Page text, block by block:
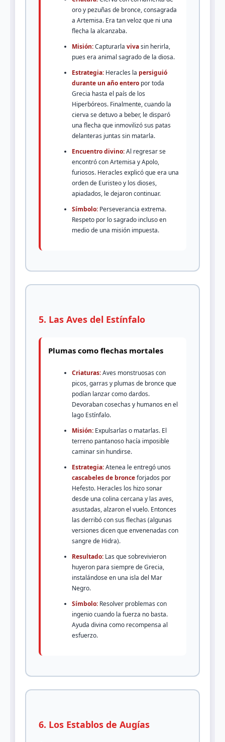
oro y pezuñas de bronce, consagrada
a Artemisa. Era tan veloz que ni una
flecha la alcanzaba.
Misión:Capturarla vivasin herirla,
pues era animal sagrado de la diosa.
Estrategia: Heracles la persiguió
durante un año entero por toda
Grecia hasta el país de los
Hiperbóreos. Finalmente, cuando la
cierva se detuvo a beber, le disparó
una flecha que inmovilizó sus patas
delanteras juntas sin matarla.
Encuentro divino:Al regresar se
encontró con Artemisa y Apolo,
furiosos. Heracles explicó que era una
orden de Euristeo y los dioses,
apiadados, le dejaron continuar.
Símbolo: Perseverancia extrema.
Respeto por lo sagrado incluso en
medio de una misión impuesta.
5. Las Aves del Estínfalo
Plumas como flechas mortales
Criaturas:Aves monstruosas con
picos, garras y plumas de bronce que
podían lanzar como dardos.
Devoraban cosechas y humanos en el
lago Estínfalo.
Misión: Expulsarlas o matarlas. El
terreno pantanoso hacía imposible
caminar sin hundirse.
Estrategia:Atenea le entregó unos
cascabeles de bronceforjados por
Hefesto. Heracles los hizo sonar
desde una colina cercana y las aves,
asustadas, alzaron el vuelo. Entonces
las derribó con sus flechas (algunas
versiones dicen que envenenadas con
sangre de Hidra).
Resultado: Las que sobrevivieron
huyeron para siempre de Grecia,
instalándose en una isla del Mar
Negro.
Símbolo: Resolver problemas con
ingenio cuando la fuerza no basta.
Ayuda divina como recompensa al
esfuerzo.
6. Los Establos de Augías